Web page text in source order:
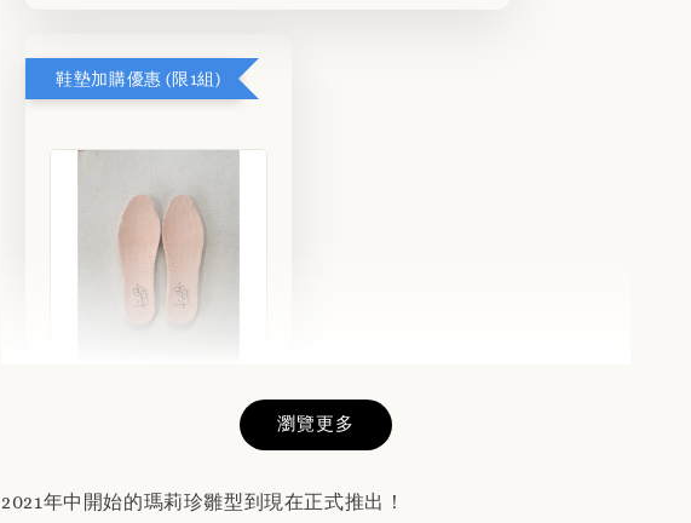
鞋墊加購優惠 (限1組)
「購買前請務必閱讀
瀏覽更多
2021年中開始的瑪莉珍雛型到現在正式推出！